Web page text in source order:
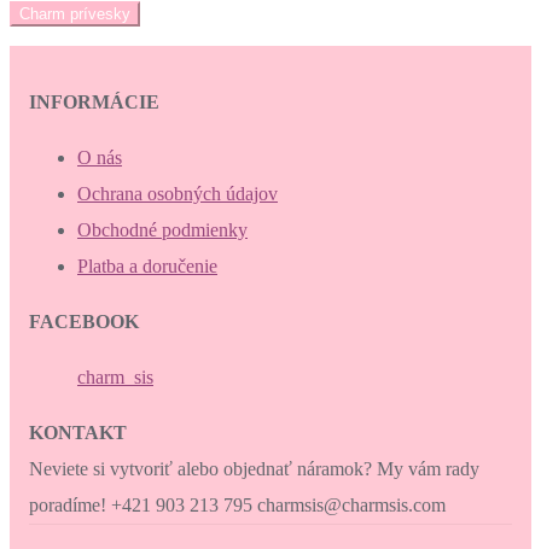
Charm prívesky
INFORMÁCIE
O nás
Ochrana osobných údajov
Obchodné podmienky
Platba a doručenie
FACEBOOK
charm_sis
KONTAKT
Neviete si vytvoriť alebo objednať náramok? My vám rady
poradíme! +421 903 213 795 charmsis@charmsis.com